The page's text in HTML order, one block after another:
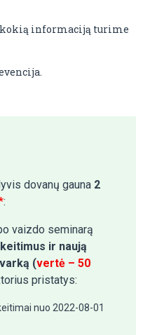
kokią informaciją turime
dovanų gauna 2
:
vaizdo seminarą
ir naują
(vertė – 50
pristatys:
nuo 2022-08-01